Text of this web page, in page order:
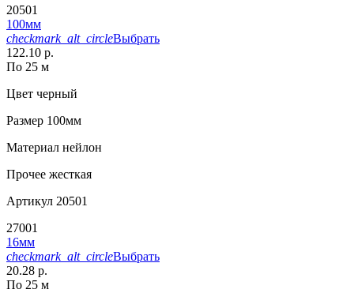
20501
100мм
checkmark_alt_circleВыбрать
122.10 р.
По 25 м
Цвет черный
Размер 100мм
Материал нейлон
Прочее жесткая
Артикул 20501
27001
16мм
checkmark_alt_circleВыбрать
20.28 р.
По 25 м